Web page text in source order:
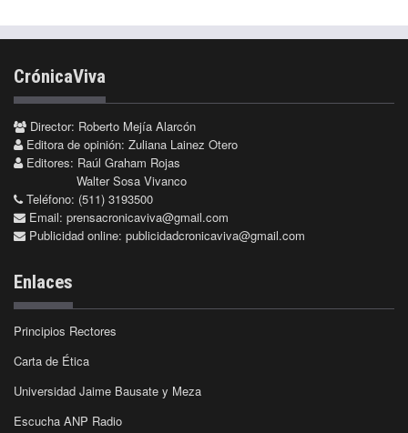
CrónicaViva
Director: Roberto Mejía Alarcón
Editora de opinión: Zuliana Lainez Otero
Editores: Raúl Graham Rojas
Walter Sosa Vivanco
Teléfono: (511) 3193500
Email: prensacronicaviva@gmail.com
Publicidad online: publicidadcronicaviva@gmail.com
Enlaces
Principios Rectores
Carta de Ética
Universidad Jaime Bausate y Meza
Escucha ANP Radio